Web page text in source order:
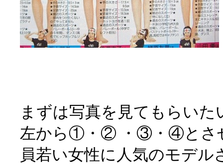
まずは写真を見てもらいた
左から①・② ・③・④とさ
員若い女性に人気のモデル